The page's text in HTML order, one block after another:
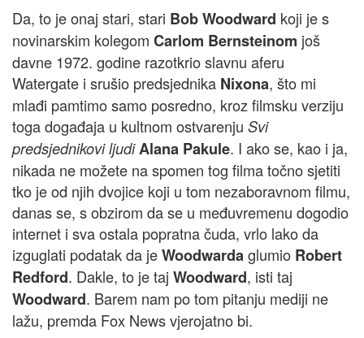
Da, to je onaj stari, stari Bob Woodward koji je s
novinarskim kolegom Carlom Bernsteinom još
davne 1972. godine razotkrio slavnu aferu
Watergate i srušio predsjednika Nixona, što mi
mlađi pamtimo samo posredno, kroz filmsku verziju
toga događaja u kultnom ostvarenju Svi
predsjednikovi ljudi Alana Pakule. I ako se, kao i ja,
nikada ne možete na spomen tog filma točno sjetiti
tko je od njih dvojice koji u tom nezaboravnom filmu,
danas se, s obzirom da se u međuvremenu dogodio
internet i sva ostala popratna čuda, vrlo lako da
izguglati podatak da jeWoodwardaglumio Robert
Redford. Dakle, to je taj Woodward, isti taj
Woodward. Barem nam po tom pitanju mediji ne
lažu, premda Fox News vjerojatno bi.